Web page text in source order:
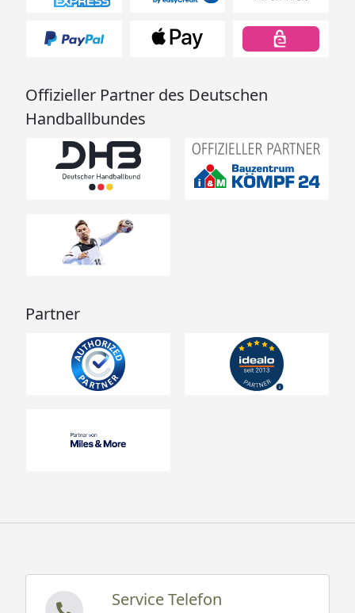
Offizieller Partner des Deutschen
Handballbundes
Partner
Service Telefon